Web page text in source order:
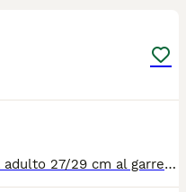
Barboncino Toy al limite Sarà da adulto 27/29 cm al garrese Vaccinato, microchippato e sverminato Certificato genealogico allianz 12 mesi di garanzia su malattie invalidanti Nato il 10/01 Visibile in allevamento e videochiamata Disponibile anche consegna